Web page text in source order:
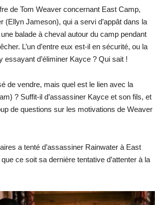
de Tom Weaver concernant East Camp,
(Ellyn Jameson), qui a servi d’appât dans la
balade à cheval autour du camp pendant
L’un d’entre eux est-il en sécurité, ou la
essayant d’éliminer Kayce ? Qui sait !
de vendre, mais quel est le lien avec la
? Suffit-il d’assassiner Kayce et son fils, et
de questions sur les motivations de Weaver
a tenté d’assassiner Rainwater à East
ce soit sa dernière tentative d’attenter à la